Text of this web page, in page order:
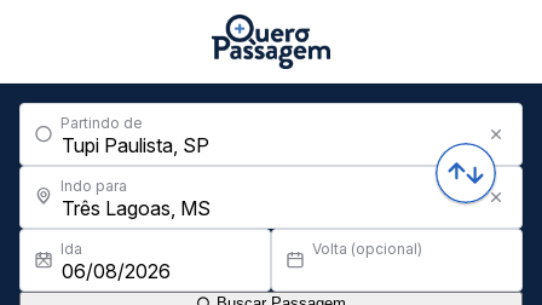
Partindo de
Indo para
Ida Volta (opcional)